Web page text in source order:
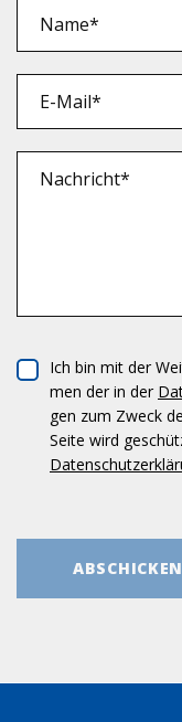
Ich bin mit der
men der in der
gen zum Zweck
Seite wird